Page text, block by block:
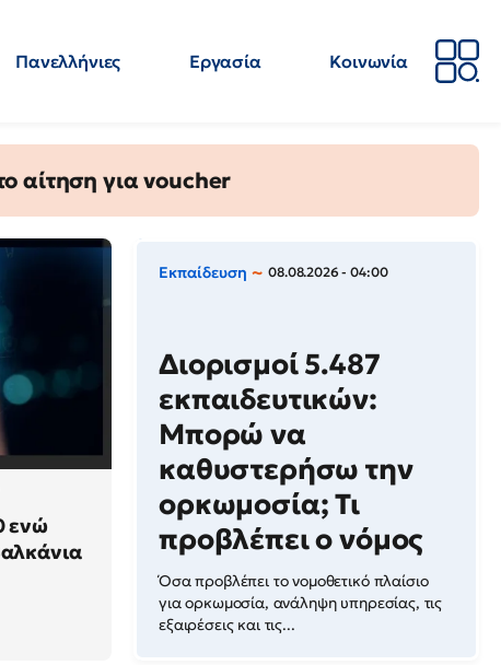
Πανελλήνιες Εργασία
Κοινωνία
αίτηση για voucher
ενώ
Εκπαίδευση 08.08.2026 - 04:00
Διορισμοί 5.487
εκπαιδευτικών:
Μπορώ να
καθυστερήσω την
ορκωμοσία; Τι
προβλέπει ο νόμος
Όσα προβλέπει το νομοθετικό πλαίσιο
για ορκωμοσία, ανάληψη υπηρεσίας, τις
εξαιρέσεις και τις...